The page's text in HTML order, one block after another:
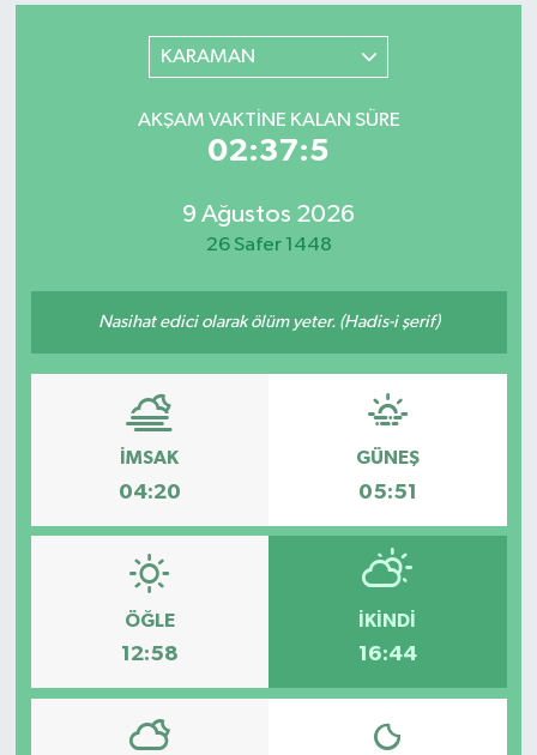
KARAMAN
AKŞAM VAKTINE KALAN SÜRE
02:37:5
9 Ağustos 2026
26 Safer 1448
Nasihat edici olarak ölüm yeter. (Hadis-i şerif)
İMSAK
04:20
GÜNEŞ
05:51
ÖĞLE
12:58
İKINDI
16:44